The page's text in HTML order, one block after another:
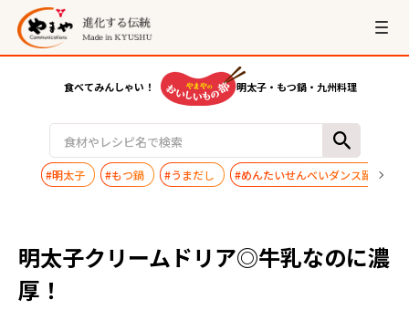
食べてみんしゃい！ 明太子・もつ鍋・九州料理
#明太子 #もつ鍋 #うまだし #めんたいせんべいダンス踊ってみ
明太子クリームドリア◎牛乳なのに濃
厚！